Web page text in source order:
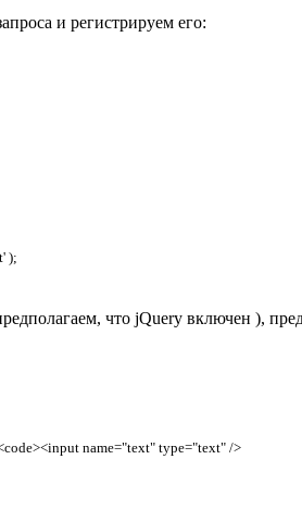
и регистрируем его:
);
что jQuery включен ),
code><input name="text" type="text" />